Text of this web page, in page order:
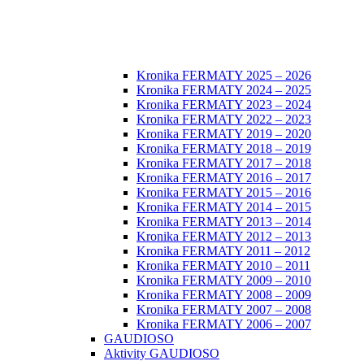
Kronika FERMATY 2025 – 2026
Kronika FERMATY 2024 – 2025
Kronika FERMATY 2023 – 2024
Kronika FERMATY 2022 – 2023
Kronika FERMATY 2019 – 2020
Kronika FERMATY 2018 – 2019
Kronika FERMATY 2017 – 2018
Kronika FERMATY 2016 – 2017
Kronika FERMATY 2015 – 2016
Kronika FERMATY 2014 – 2015
Kronika FERMATY 2013 – 2014
Kronika FERMATY 2012 – 2013
Kronika FERMATY 2011 – 2012
Kronika FERMATY 2010 – 2011
Kronika FERMATY 2009 – 2010
Kronika FERMATY 2008 – 2009
Kronika FERMATY 2007 – 2008
Kronika FERMATY 2006 – 2007
GAUDIOSO
Aktivity GAUDIOSO